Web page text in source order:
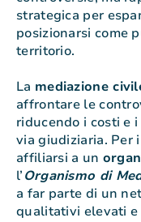
strategica per
posizionarsi come
territorio.
La mediazione
affrontare le
riducendo i costi e
via giudiziaria. Per
affiliarsi a un
l’Organismo di
a far parte di un
qualitativi elevati e